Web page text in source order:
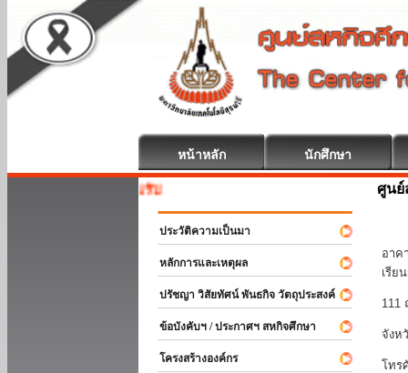
หน้าหลัก นักศึกษา
สหกิจศึกษา
ประวัติความเป็นมา
หลักการและเหตุผล
ปรัชญา วิสัยทัศน์ พันธกิจ วัตถุประสงค์
ข้อบังคับฯ / ประกาศฯ สหกิจศึกษา
โครงสร้างองค์กร
ศูน
อาค
เรีย
111
จังห
โทร